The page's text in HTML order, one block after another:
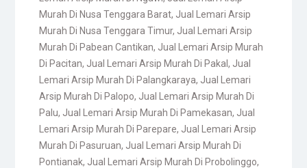
Murah Di Nusa Tenggara Barat, Jual Lemari Arsip
Murah Di Nusa Tenggara Timur, Jual Lemari Arsip
Murah Di Pabean Cantikan, Jual Lemari Arsip Murah
Di Pacitan, Jual Lemari Arsip Murah Di Pakal , Jual
Lemari Arsip Murah Di Palangkaraya, Jual Lemari
Arsip Murah Di Palopo, Jual Lemari Arsip Murah Di
Palu, Jual Lemari Arsip Murah Di Pamekasan, Jual
Lemari Arsip Murah Di Parepare, Jual Lemari Arsip
Murah Di Pasuruan, Jual Lemari Arsip Murah Di
Pontianak, Jual Lemari Arsip Murah Di Probolinggo,